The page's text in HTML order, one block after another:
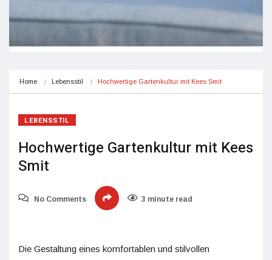
Home Lebensstil Hochwertige Gartenkultur mit Kees Smit
LEBENSSTIL
Hochwertige Gartenkultur mit Kees
Smit
No Comments 3 minute read
Die Gestaltung eines komfortablen und stilvollen